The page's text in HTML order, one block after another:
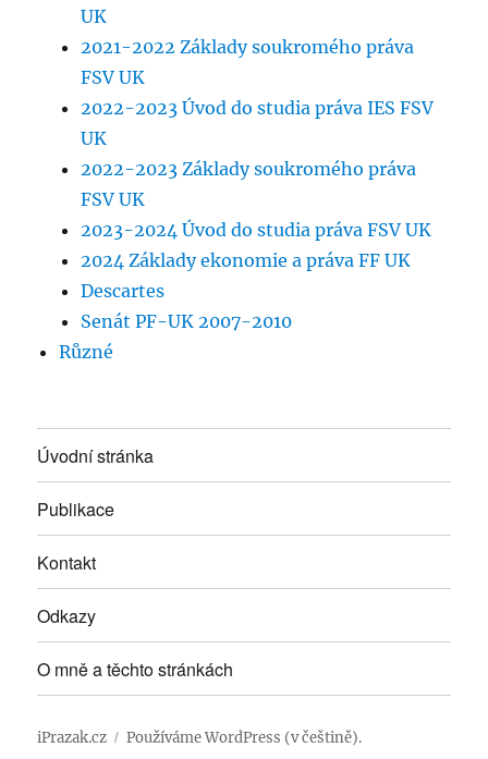
UK
2021-2022 Základy soukromého práva
FSV UK
2022-2023 Úvod do studia práva IES FSV
UK
2022-2023 Základy soukromého práva
FSV UK
2023-2024 Úvod do studia práva FSV UK
2024 Základy ekonomie a práva FF UK
Descartes
Senát PF-UK 2007-2010
Různé
Úvodní stránka
Publikace
Kontakt
Odkazy
O mně a těchto stránkách
iPrazak.cz Používáme WordPress (v češtině).